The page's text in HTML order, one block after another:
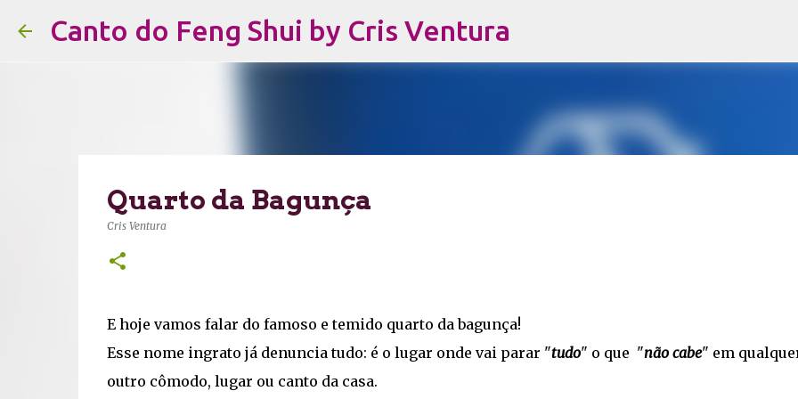
Pular para o conteúdo principal
Canto do Feng Shui by Cris Ventura
Quarto da Bagunça
Cris Ventura
E hoje vamos falar do famoso e temido quarto da bagunça!
Esse nome ingrato já denuncia tudo: é o lugar onde vai parar "tudo" o que "não cabe" em
outro cômodo, lugar ou canto da casa.